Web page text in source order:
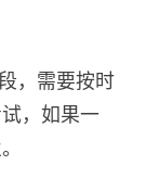
，需要按时
，如果一